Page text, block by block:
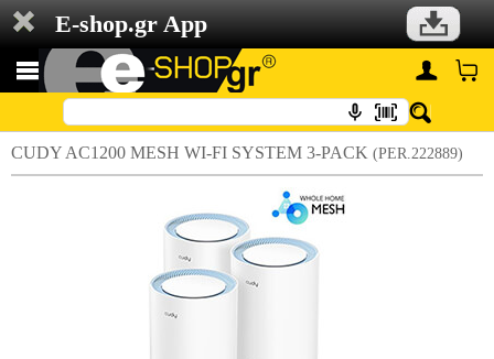
E-shop.gr App
CUDY AC1200 MESH WI-FI SYSTEM 3-PACK (PER.222889)